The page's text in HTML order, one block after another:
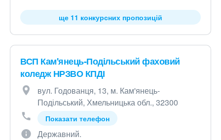
ще 11 конкурсних пропозицій
ВСП Кам'янець-Подільський фаховий
коледж НРЗВО КПДІ
вул. Годованця, 13, м. Кам'янець-
Подільський, Хмельницька обл., 32300
Показати телефон
Державний.